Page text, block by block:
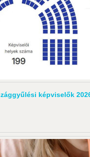
képviselők